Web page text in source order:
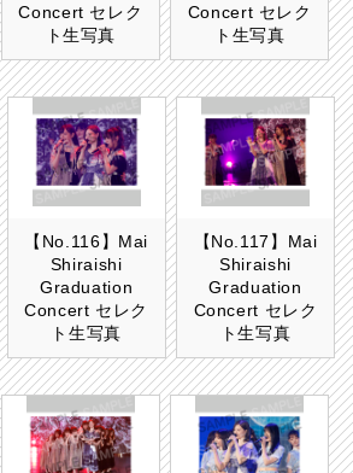
Concert セレク
ト生写真
Concert セレク
ト生写真
【No.116】Mai
Shiraishi
Graduation
Concert セレク
ト生写真
【No.117】Mai
Shiraishi
Graduation
Concert セレク
ト生写真